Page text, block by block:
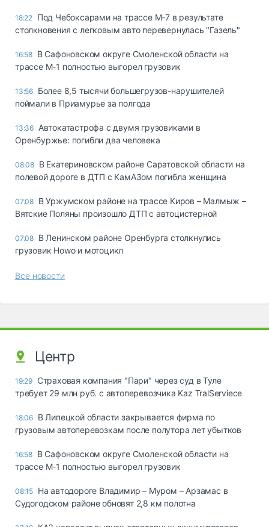
18:22 Под Чебоксарами на трассе М-7 в результате
столкновения с легковым авто перевернулась "Газель"
16:58 В Сафоновском округе Смоленской области на
трассе М-1 полностью выгорел грузовик
13:56 Более 8,5 тысячи большегрузов-нарушителей
поймали в Приамурье за полгода
13:36 Автокатастрофа с двумя грузовиками в
Оренбуржье: погибли два человека
08:08 В Екатериновском районе Саратовской области на
полевой дороге в ДТП с КамАЗом погибла женщина
07.08 В Уржумском районе на трассе Киров – Малмыж –
Вятские Поляны произошло ДТП с автоцистерной
07.08 В Ленинском районе Оренбурга столкнулись
грузовик Howo и мотоцикл
Все новости
Центр
19:29 Страховая компания "Пари" через суд в Туле
требует 29 млн руб. с автоперевозчика Kaz TralServiece
18:06 В Липецкой области закрывается фирма по
грузовым автоперевозкам после полутора лет убытков
16:58 В Сафоновском округе Смоленской области на
трассе М-1 полностью выгорел грузовик
08:15 На автодороге Владимир – Муром – Арзамас в
Судогодском районе обновят 2,8 км полотна